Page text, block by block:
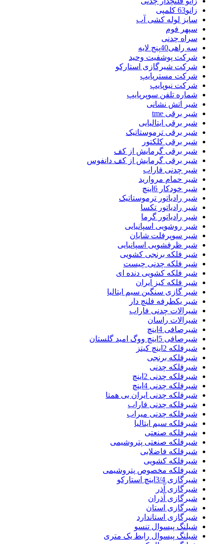
زانو63 کلمپی
سایز لوله کشی آب
سپهر فوم
سراه چدنی
سه راهی40پنج لایه
شرکت پوشفیت وحید
شرکت شیرگازی استارکو
شرکت مسترپایپ
شرکت نیوپایپ
شماره تلفن سوپرپایپ
شیر اتش نشانی
شیر برقی tme
شیر برقی ایتالیایی
شیر برقی ترموستاتیک
شیر برقی کلکتور
شیر برقی گرمایش از کف
شیر برقی گرمایش از کف دانفوس
شیر چدنی فاراب
شیر حمام مروارید
شیر خودکار 6اینچ
شیر رادیاتور ترموستاتیک
شیر رادیاتور تکسا
شیر رادیاتور گرما
شیر روشویی اسپانیایی
شیر سوپرفلت شایان
شیر ظرفشویی اسپانیایی
شیر فلکه برنجی کشویی
شیر فلکه چدنی چیست
شیر فلکه کشویی دنده ای
شیر فلکه کیز ایران
شیر گازی سنگین سیم ایتالیا
شیر یکطرفه فلنچ دار
شیرالات چدنی فاراب
شیرالات راسان
شیرصافی 4اینچ
شیرصافی 5اینچ ووگ امید گلستان
شیرفلکه 2اینچ کیتز
شیرفلکه برنجی
شیرفلکه چدنی
شیرفلکه چدنی 2اینچ
شیرفلکه چدنی 4اینچ
شیرفلکه چدنی ایران بی همتا
شیرفلکه چدنی فاراب
شیرفلکه چدنی میراب
شیرفلکه سیم ایتالیا
شیرفلکه صنعتی
شیرفلکه صنعتی پتروشیمی
شیرفلکه فاضلابی
شیرفلکه کشویی
شیرفلکه مخصوص پتروشیمی
شیرگازی 3/4اینچ استارکو
شیرگازی آذر
شیرگازی آذران
شیرگازی استان
شیرگازی استاندارد
شیلنگ پیسوال تنسو
شیلنگ پیسوال رابط یک متری